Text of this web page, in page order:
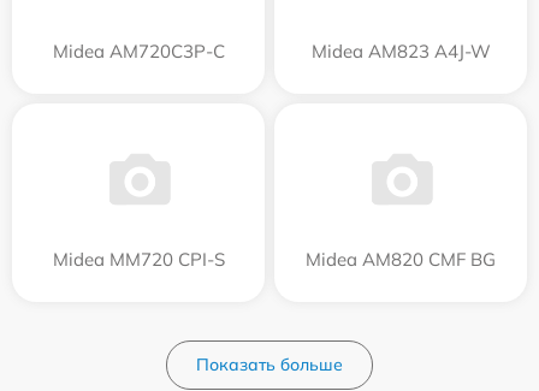
Midea AM720C3P-C Midea AM823 A4J-W
Midea MM720 CPI-S Midea AM820 CMF BG
Показать больше